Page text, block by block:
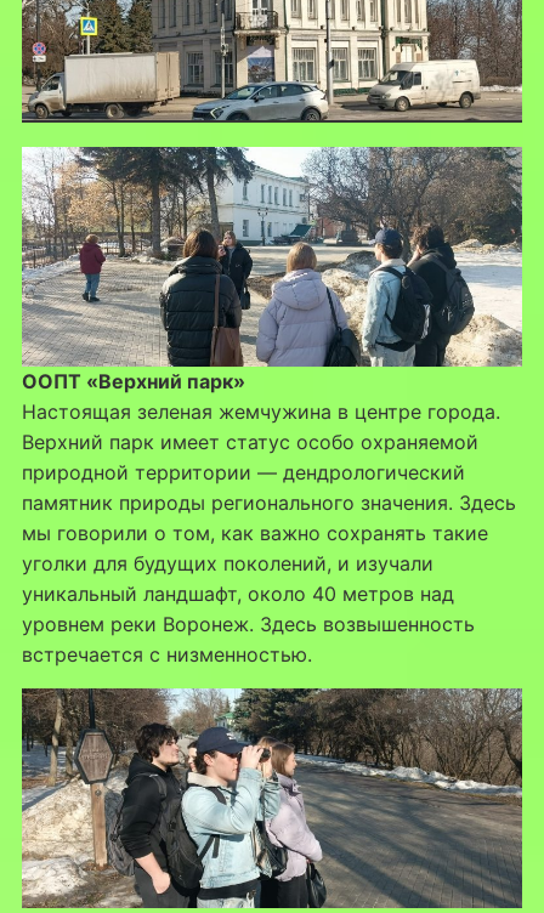
ООПТ «Верхний парк»
Настоящая зеленая жемчужина в центре города.
Верхний парк имеет статус особо охраняемой
природной территории — дендрологический
памятник природы регионального значения. Здесь
мы говорили о том, как важно сохранять такие
уголки для будущих поколений, и изучали
уникальный ландшафт, около 40 метров над
уровнем реки Воронеж. Здесь возвышенность
встречается с низменностью.